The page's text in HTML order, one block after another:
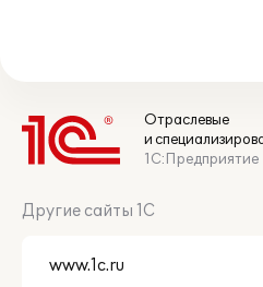
Отраслевые
и
1С:Предприятие
Другие сайты 1С